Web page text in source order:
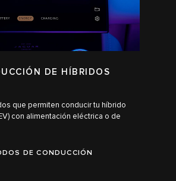
DE HÍBRIDOS
que permiten conducir tu híbrido
con alimentación eléctrica o de
DE CONDUCCIÓN